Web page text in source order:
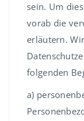
sein. Um
vorab die
erläutern.
folgenden
a)